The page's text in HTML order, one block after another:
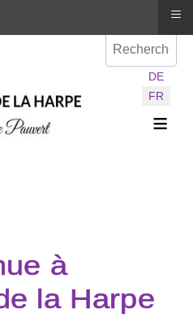
Sélectionnez
DE
FR
≡
≡